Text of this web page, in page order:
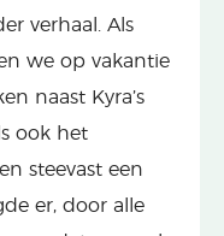
verhaal. Als
we op vakantie
naast Kyra’s
ook het
steevast een
er, door alle